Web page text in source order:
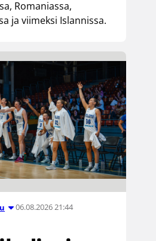
Romaniassa,
ja viimeksi Islannissa.
06.08.2026 21:44